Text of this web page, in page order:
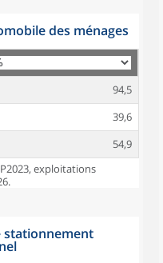
des ménages
94,5
39,6
54,9
exploitations
stationnement